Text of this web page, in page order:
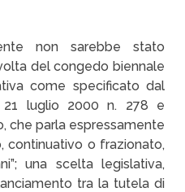
non sarebbe stato
del congedo biennale
come specificato dal
21 luglio 2000 n. 278 e
che parla espressamente
continuativo o frazionato,
una scelta legislativa,
tra la tutela di